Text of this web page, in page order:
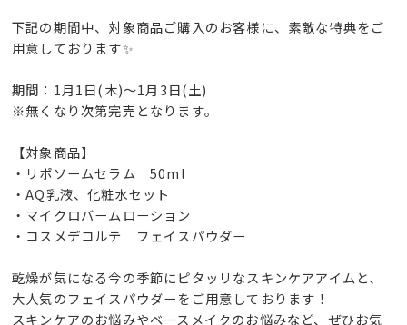
下記の期間中、対象商品ご購入のお客様に、素敵な特典をご
用意しております✨
期間：1月1日(木)～1月3日(土)
※無くなり次第完売となります。
【対象商品】
・リポソームセラム 50ml
・AQ乳液、化粧水セット
・マイクロバームローション
・コスメデコルテ フェイスパウダー
乾燥が気になる今の季節にピタッリなスキンケアアイムと、
大人気のフェイスパウダーをご用意しております！
スキンケアのお悩みやベースメイクのお悩みなど、ぜひお気